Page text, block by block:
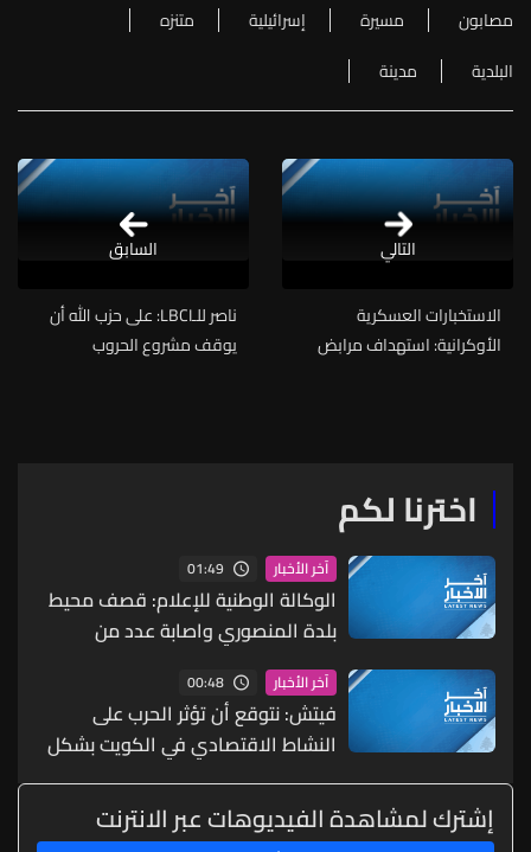
مصابون
مسيرة إسرائيلية
متنزه
البلدية
مدينة
التالي
الاستخبارات العسكرية
الأوكرانية: استهداف مرابض
ناصر للـLBCI: على حزب الله أن
يوقف مشروع الحروب
السابق
اخترنا لكم
آخر الأخبار 01:49
الوكالة الوطنية للإعلام: قصف محيط
بلدة المنصوري واصابة عدد من
المنازل
آخر الأخبار 00:48
فيتش: نتوقع أن تؤثر الحرب على
النشاط الاقتصادي في الكويت بشكل
رئيسي بسبب انخفاض إنتاج النفط
إشترك لمشاهدة الفيديوهات عبر الانترنت